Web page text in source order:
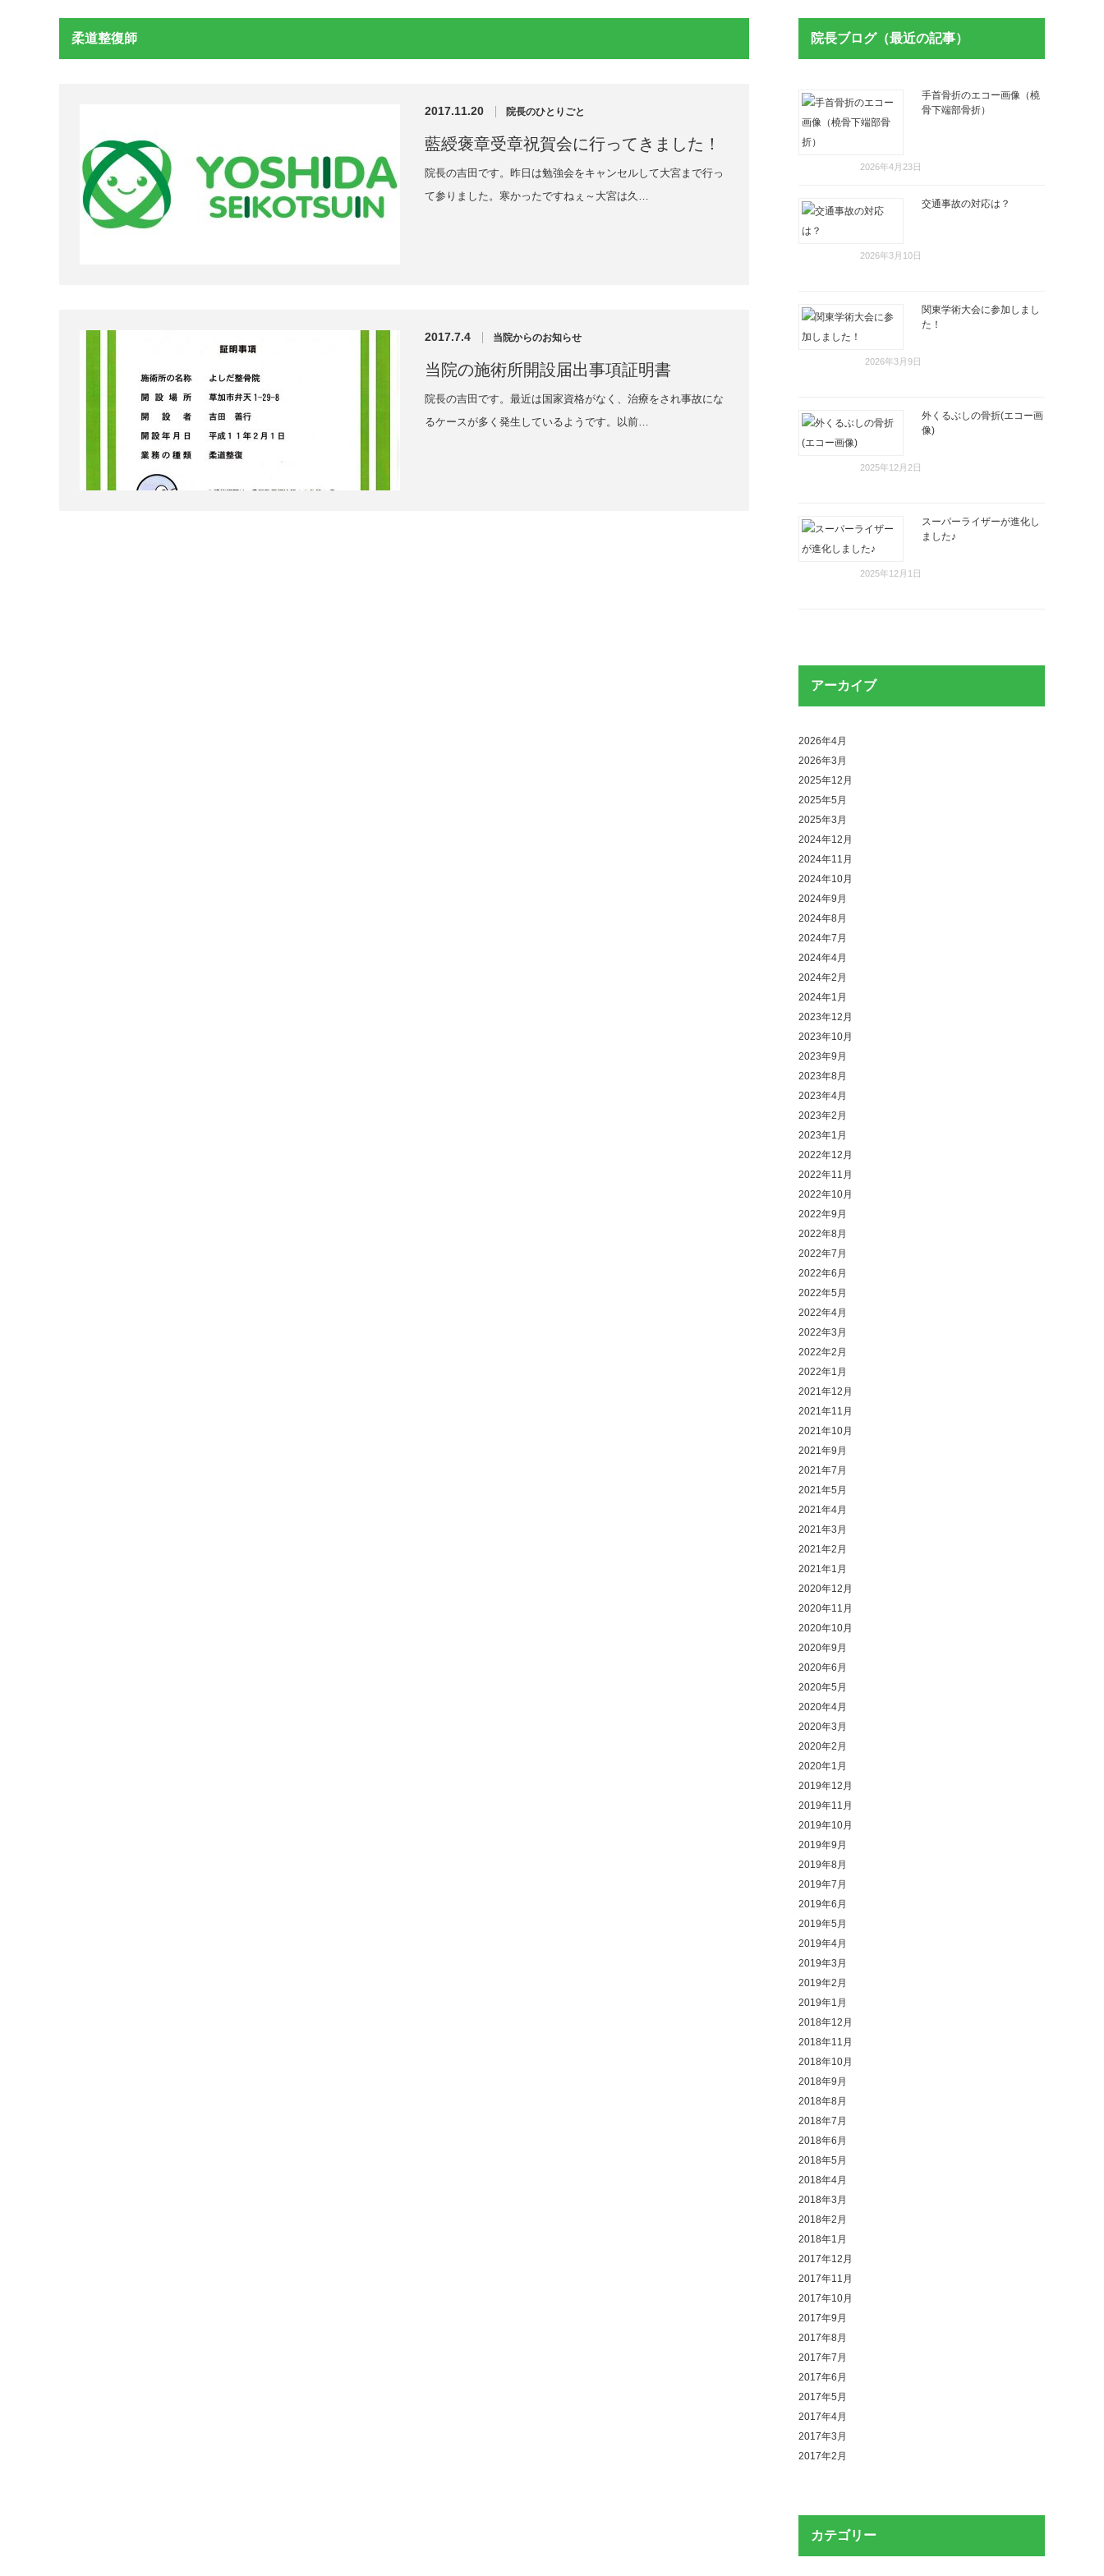
柔道整復師
2017.11.20 院長のひとりごと
藍綬褒章受章祝賀会に行ってきました！
院長の吉田です。昨日は勉強会をキャンセルして大宮まで行っ
て参りました。寒かったですねぇ～大宮は久…
2017.7.4 当院からのお知らせ
当院の施術所開設届出事項証明書
院長の吉田です。最近は国家資格がなく、治療をされ事故にな
るケースが多く発生しているようです。以前…
院長ブログ（最近の記事）
手首骨折のエコー画像（橈
骨下端部骨折）
2026年4月23日
交通事故の対応は？
2026年3月10日
関東学術大会に参加しまし
た！
2026年3月9日
外くるぶしの骨折(エコー画
像)
2025年12月2日
スーパーライザーが進化し
ました♪
2025年12月1日
アーカイブ
2026年4月
2026年3月
2025年12月
2025年5月
2025年3月
2024年12月
2024年11月
2024年10月
2024年9月
2024年8月
2024年7月
2024年4月
2024年2月
2024年1月
2023年12月
2023年10月
2023年9月
2023年8月
2023年4月
2023年2月
2023年1月
2022年12月
2022年11月
2022年10月
2022年9月
2022年8月
2022年7月
2022年6月
2022年5月
2022年4月
2022年3月
2022年2月
2022年1月
2021年12月
2021年11月
2021年10月
2021年9月
2021年7月
2021年5月
2021年4月
2021年3月
2021年2月
2021年1月
2020年12月
2020年11月
2020年10月
2020年9月
2020年6月
2020年5月
2020年4月
2020年3月
2020年2月
2020年1月
2019年12月
2019年11月
2019年10月
2019年9月
2019年8月
2019年7月
2019年6月
2019年5月
2019年4月
2019年3月
2019年2月
2019年1月
2018年12月
2018年11月
2018年10月
2018年9月
2018年8月
2018年7月
2018年6月
2018年5月
2018年4月
2018年3月
2018年2月
2018年1月
2017年12月
2017年11月
2017年10月
2017年9月
2017年8月
2017年7月
2017年6月
2017年5月
2017年4月
2017年3月
2017年2月
カテゴリー